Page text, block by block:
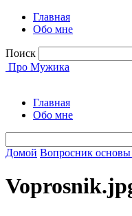
Главная
Обо мне
Поиск
Про Мужика
Главная
Обо мне
Домой Вопросник основы